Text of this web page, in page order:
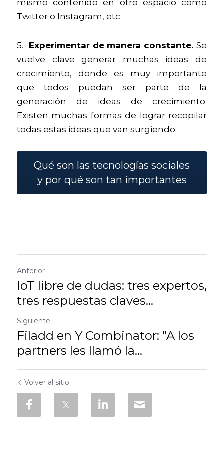
mismo contenido en otro espacio como
Twitter o Instagram, etc.
5.- Experimentar de manera constante. Se
vuelve clave generar muchas ideas de
crecimiento, donde es muy importante
que todos puedan ser parte de la
generación de ideas de crecimiento.
Existen muchas formas de lograr recopilar
todas estas ideas que van surgiendo.
Qué son las tecnologías sociales
y por qué son tan importantes
Anterior
IoT libre de dudas: tres expertos,
tres respuestas claves...
Siguiente
Filadd en Y Combinator: “A los
partners les llamó la...
Volver al sitio